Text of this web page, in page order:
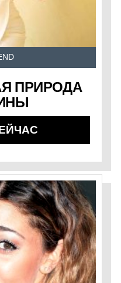
ПРИРОДА